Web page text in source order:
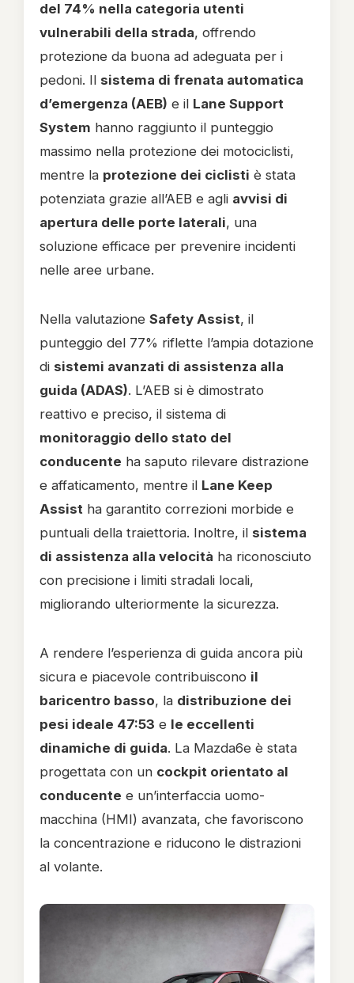
del 74% nella categoria utenti
vulnerabili della strada, offrendo
protezione da buona ad adeguata per i
pedoni. Il sistema di frenata automatica
d’emergenza (AEB) e il Lane Support
System hanno raggiunto il punteggio
massimo nella protezione dei motociclisti,
mentre la protezione dei ciclisti è stata
potenziata grazie all’AEB e agli avvisi di
apertura delle porte laterali, una
soluzione efficace per prevenire incidenti
nelle aree urbane.
Nella valutazione Safety Assist, il
punteggio del 77% riflette l’ampia dotazione
di sistemi avanzati di assistenza alla
guida (ADAS). L’AEB si è dimostrato
reattivo e preciso, il sistema di
monitoraggio dello stato del
conducente ha saputo rilevare distrazione
e affaticamento, mentre il Lane Keep
Assist ha garantito correzioni morbide e
puntuali della traiettoria. Inoltre, il sistema
di assistenza alla velocità ha riconosciuto
con precisione i limiti stradali locali,
migliorando ulteriormente la sicurezza.
A rendere l’esperienza di guida ancora più
sicura e piacevole contribuiscono il
baricentro basso, la distribuzione dei
pesi ideale 47:53 e le eccellenti
dinamiche di guida. La Mazda6e è stata
progettata con un cockpit orientato al
conducente e un’interfaccia uomo-
macchina (HMI) avanzata, che favoriscono
la concentrazione e riducono le distrazioni
al volante.